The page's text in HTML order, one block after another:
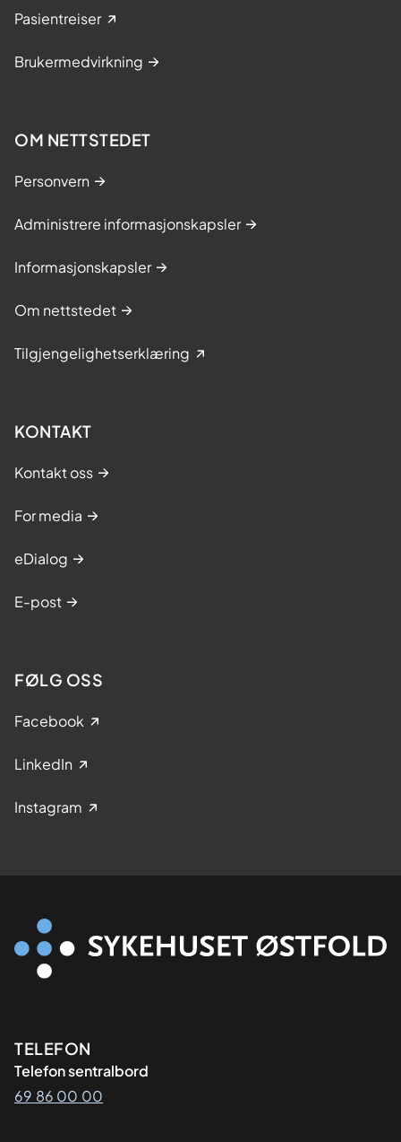
Pasientreiser
Brukermedvirkning
OM NETTSTEDET
Personvern
Administrere informasjonskapsler
Informasjonskapsler
Om nettstedet
Tilgjengelighetserklæring
KONTAKT
Kontakt oss
For media
eDialog
E-post
FØLG OSS
Facebook
LinkedIn
Instagram
Kontaktinformasjon
TELEFON
Telefon sentralbord
69 86 00 00